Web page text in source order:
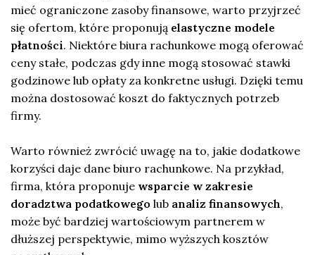
mieć ograniczone zasoby finansowe, warto przyjrzeć
się ofertom, które proponują elastyczne modele
płatności. Niektóre biura rachunkowe mogą oferować
ceny stałe, podczas gdy inne mogą stosować stawki
godzinowe lub opłaty za konkretne usługi. Dzięki temu
można dostosować koszt do faktycznych potrzeb
firmy.
Warto również zwrócić uwagę na to, jakie dodatkowe
korzyści daje dane biuro rachunkowe. Na przykład,
firma, która proponuje wsparcie w zakresie
doradztwa podatkowego lub analiz finansowych,
może być bardziej wartościowym partnerem w
dłuższej perspektywie, mimo wyższych kosztów